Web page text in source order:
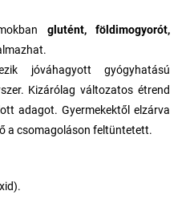
glutént, földimogyorót,
jóváhagyott gyógyhatású
Kizárólag változatos étrend
adagot. Gyermekektől elzárva
a csomagoláson feltüntetett.